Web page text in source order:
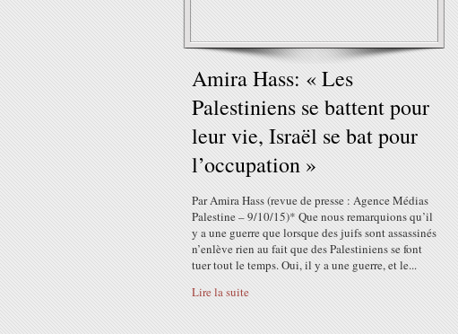
Amira Hass: « Les
Palestiniens se battent pour
leur vie, Israël se bat pour
l’occupation »
Par Amira Hass (revue de presse : Agence Médias
Palestine – 9/10/15)* Que nous remarquions qu’il
y a une guerre que lorsque des juifs sont assassinés
n’enlève rien au fait que des Palestiniens se font
tuer tout le temps. Oui, il y a une guerre, et le...
Lire la suite